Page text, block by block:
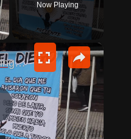
Now Playing
×
Argentina: Hearing continues in Maradona death trial in Argentina.